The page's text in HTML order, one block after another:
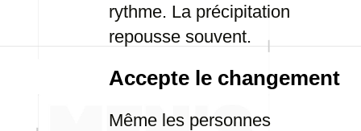
rythme. La précipitation
repousse souvent.
Accepte le changement
Même les personnes